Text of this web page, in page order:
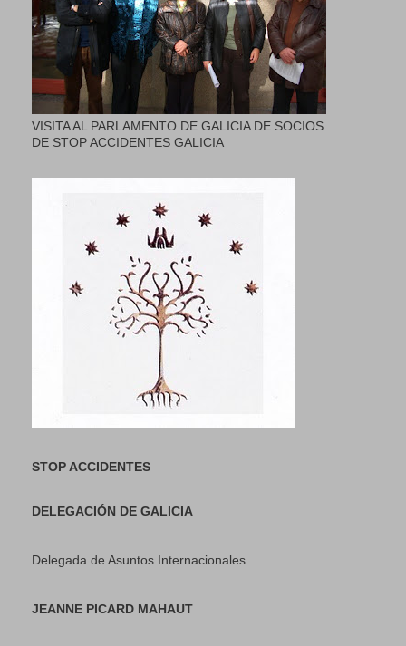
VISITA AL PARLAMENTO DE GALICIA DE SOCIOS
DE STOP ACCIDENTES GALICIA
STOP ACCIDENTES
DELEGACIÓN DE GALICIA
Delegada de Asuntos Internacionales
JEANNE PICARD MAHAUT